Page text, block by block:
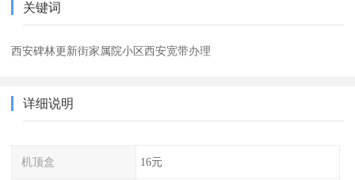
关键词
西安碑林更新街家属院小区西安宽带办理
详细说明
机顶盒 16元